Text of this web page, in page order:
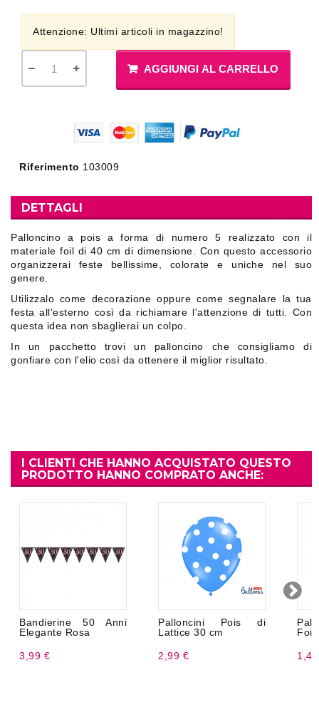
Attenzione: Ultimi articoli in magazzino!
AGGIUNGI AL CARRELLO
Riferimento 103009
DETTAGLI
Palloncino a pois a forma di numero 5 realizzato con il
materiale foil di 40 cm di dimensione. Con questo accessorio
organizzerai feste bellissime, colorate e uniche nel suo
genere.
Utilizzalo come decorazione oppure come segnalare la tua
festa all'esterno così da richiamare l'attenzione di tutti. Con
questa idea non sbaglierai un colpo.
In un pacchetto trovi un palloncino che consigliamo di
gonfiare con l'elio così da ottenere il miglior risultato.
I CLIENTI CHE HANNO ACQUISTATO QUESTO
PRODOTTO HANNO COMPRATO ANCHE:
Bandierine 50 Anni
Elegante Rosa
3,99 €
Palloncini Pois di
Lattice 30 cm
2,99 €
Foil